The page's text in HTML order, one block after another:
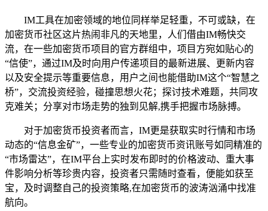
IM工具在加密领域的地位同样举足轻重，不可或缺，在
加密货币社区这片热闹非凡的天地里，人们借由IM畅快交
流，在一些加密货币项目的官方群组中，项目方宛如贴心的
“信使”，通过IM及时向用户传递项目的最新进展、更新内容
以及安全提示等重要信息，用户之间也能借助IM这个“智慧之
桥”，交流投资经验，碰撞思想火花；探讨技术难题，共同攻
克难关；分享对市场走势的独到见解,携手把握市场脉搏。
对于加密货币投资者而言，IM更是获取实时行情和市场
动态的“信息金矿”，一些专业的加密货币资讯账号如同精准的
“市场雷达”，在IM平台上实时发布即时的价格波动、重大事
件影响分析等珍贵内容，投资者只需随时查看，便能如获至
宝，及时调整自己的投资策略,在加密货币的波涛汹涌中找准
航向。